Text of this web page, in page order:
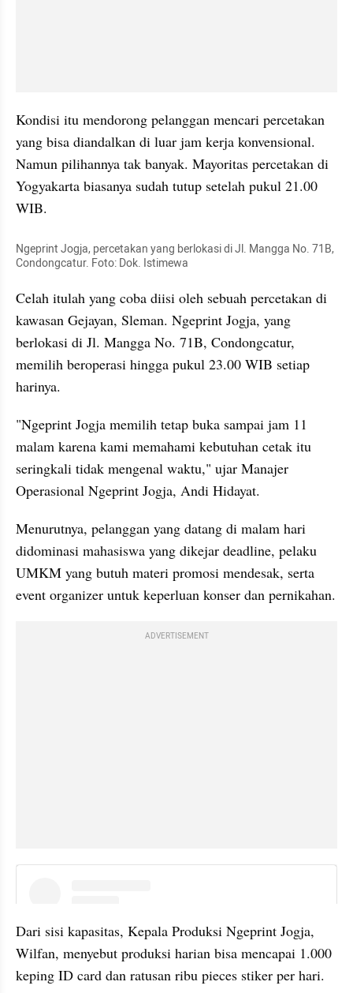
Kondisi itu mendorong pelanggan mencari percetakan
yang bisa diandalkan di luar jam kerja konvensional.
Namun pilihannya tak banyak. Mayoritas percetakan di
Yogyakarta biasanya sudah tutup setelah pukul 21.00
WIB.
Ngeprint Jogja, percetakan yang berlokasi di Jl. Mangga No. 71B,
Condongcatur. Foto: Dok. Istimewa
Celah itulah yang coba diisi oleh sebuah percetakan di
kawasan Gejayan, Sleman. Ngeprint Jogja, yang
berlokasi di Jl. Mangga No. 71B, Condongcatur,
memilih beroperasi hingga pukul 23.00 WIB setiap
harinya.
"Ngeprint Jogja memilih tetap buka sampai jam 11
malam karena kami memahami kebutuhan cetak itu
seringkali tidak mengenal waktu," ujar Manajer
Operasional Ngeprint Jogja, Andi Hidayat.
Menurutnya, pelanggan yang datang di malam hari
didominasi mahasiswa yang dikejar deadline, pelaku
UMKM yang butuh materi promosi mendesak, serta
event organizer untuk keperluan konser dan pernikahan.
ADVERTISEMENT
Dari sisi kapasitas, Kepala Produksi Ngeprint Jogja,
Wilfan, menyebut produksi harian bisa mencapai 1.000
keping ID card dan ratusan ribu pieces stiker per hari.